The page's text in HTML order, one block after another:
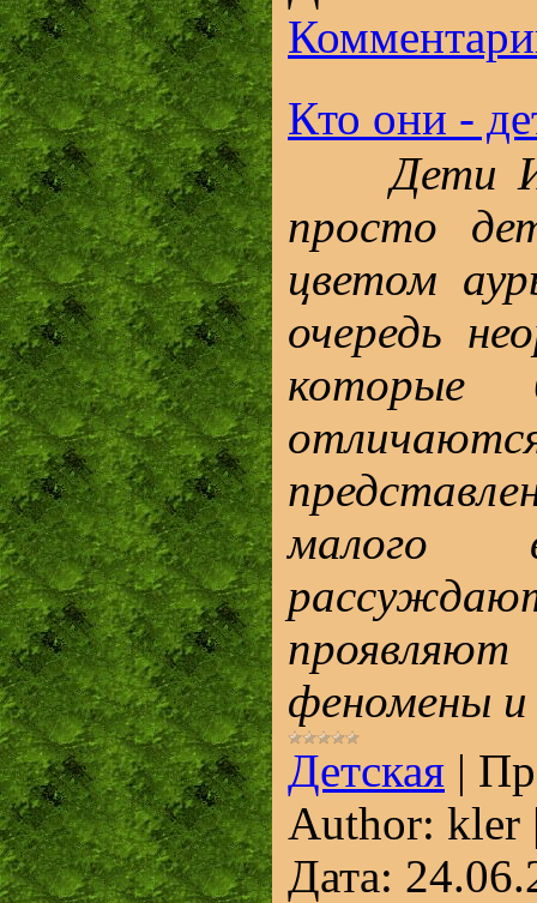
Кто они -
Дети
просто
цветом
очередь
которые
малого
феномены
Детская |
Author: kler
Дата: